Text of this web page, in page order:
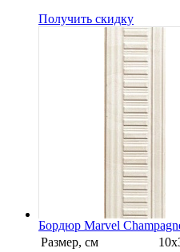
Получить скидку
Бордюр Marvel
Размер, см